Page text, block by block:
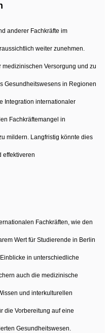
anderer Fachkräfte im
weiter zunehmen.
Versorgung und zu
Gesundheitswesens in Regionen
Integration internationaler
Fachkräftemangel in
mildern. Langfristig könnte dies
effektiveren
Fachkräften, wie den
Wert für Studierende in Berlin
in unterschiedliche
auch die medizinische
und interkulturellen
die Vorbereitung auf eine
Gesundheitswesen.